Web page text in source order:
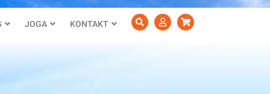
JOGA KONTAKT